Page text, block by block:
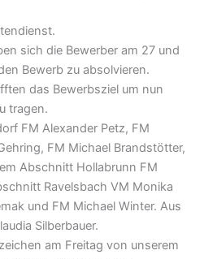
sich die Bewerber am 27 und
Bewerb zu absolvieren.
das Bewerbsziel um nun
tragen.
FM Alexander Petz, FM
FM Michael Brandstötter,
Abschnitt Hollabrunn FM
Ravelsbach VM Monika
und FM Michael Winter. Aus
Silberbauer.
am Freitag von unserem